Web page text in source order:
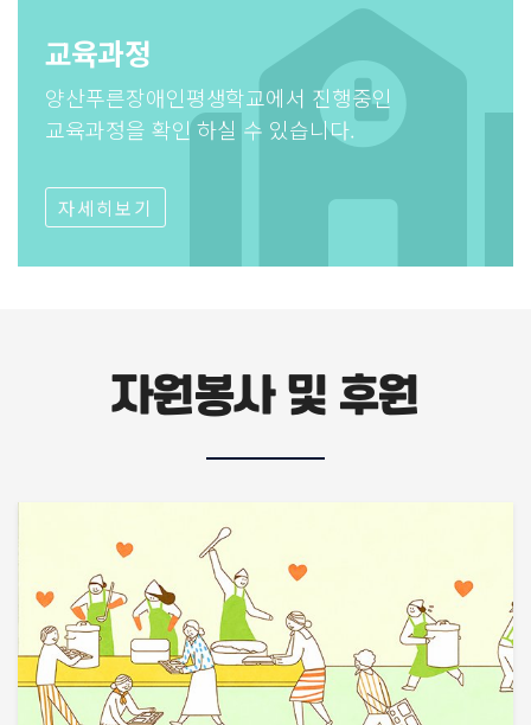
교육과정
양산푸른장애인평생학교에서 진행중인
교육과정을 확인 하실 수 있습니다.
자세히보기
자원봉사 및 후원